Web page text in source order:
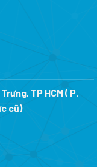
TP HCM ( P.
cũ)